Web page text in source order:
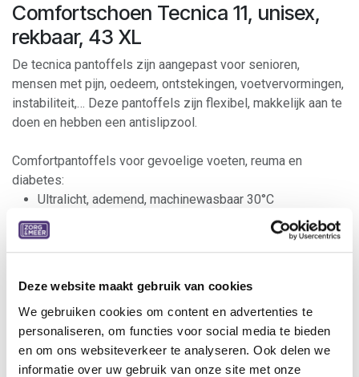
Deze website maakt gebruik van cookies
We gebruiken cookies om content en advertenties te
personaliseren, om functies voor social media te bieden
en om ons websiteverkeer te analyseren. Ook delen we
informatie over uw gebruik van onze site met onze
Comfortschoen Tecnica 11, unisex,
rekbaar, 43 XL
De tecnica pantoffels zijn aangepast voor senioren,
mensen met pijn, oedeem, ontstekingen, voetvervormingen,
instabiliteit,… Deze pantoffels zijn flexibel, makkelijk aan te
doen en hebben een antislipzool.
Comfortpantoffels voor gevoelige voeten, reuma en
diabetes:
Ultralicht, ademend, machinewasbaar 30°C
Zonder hinderlijke naden, verstevigde hiel
Volledig aanpasbaar: variabel volume door regelbare
velcrosluiting
Indicaties:
Normale tot gevoelige voeten
Hallux valgus
Hamer- en klauwtenen